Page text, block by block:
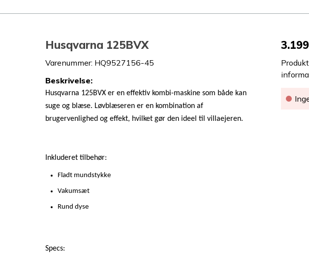
Husqvarna 125BVX
Varenummer: HQ9527156-45
Beskrivelse:
Husqvarna 125BVX er en effektiv kombi-maskine som både kan
suge og blæse. Løvblæseren er en kombination af
brugervenlighed og effekt, hvilket gør den ideel til villaejeren.
Inkluderet tilbehør:
Fladt mundstykke
Vakumsæt
Rund dyse
Specs: